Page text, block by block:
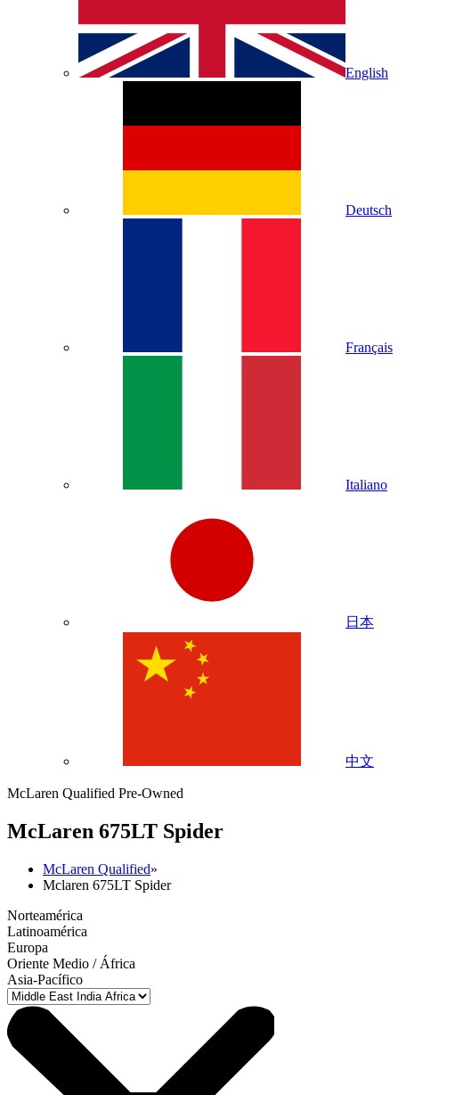
English
Deutsch
Français
Italiano
日本
中文
McLaren Qualified Pre-Owned
McLaren 675LT Spider
McLaren Qualified»
Mclaren 675LT Spider
Norteamérica
Latinoamérica
Europa
Oriente Medio / África
Asia-Pacífico